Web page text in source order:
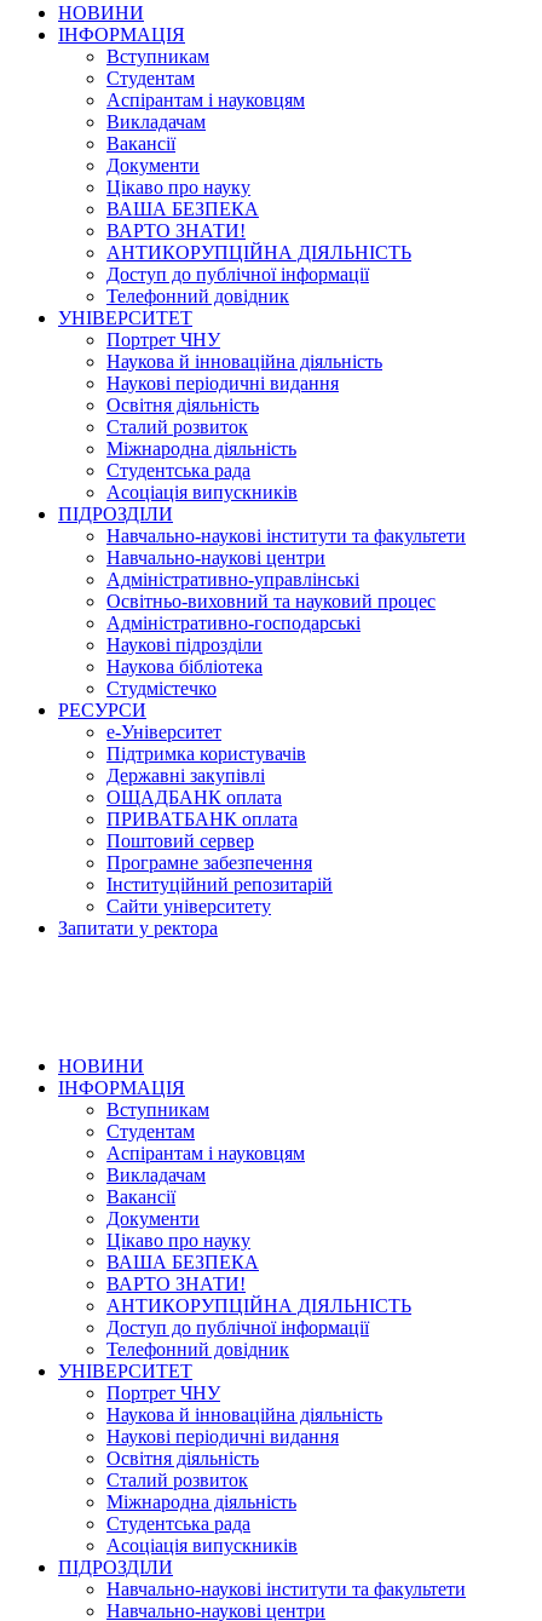
НОВИНИ
ІНФОРМАЦІЯ
Вступникам
Студентам
Аспірантам і науковцям
Викладачам
Вакансії
Документи
Цікаво про науку
ВАША БЕЗПЕКА
ВАРТО ЗНАТИ!
АНТИКОРУПЦІЙНА ДІЯЛЬНІСТЬ
Доступ до публічної інформації
Телефонний довідник
УНІВЕРСИТЕТ
Портрет ЧНУ
Наукова й інноваційна діяльність
Наукові періодичні видання
Освітня діяльність
Сталий розвиток
Міжнародна діяльність
Студентська рада
Асоціація випускників
ПІДРОЗДІЛИ
Навчально-наукові інститути та факультети
Навчально-наукові центри
Адміністративно-управлінські
Освітньо-виховний та науковий процес
Адміністративно-господарські
Наукові підрозділи
Наукова бібліотека
Студмістечко
РЕСУРСИ
е-Університет
Підтримка користувачів
Державні закупівлі
ОЩАДБАНК оплата
ПРИВАТБАНК оплата
Поштовий сервер
Програмне забезпечення
Інституційний репозитарій
Сайти університету
Запитати у ректора
НОВИНИ
ІНФОРМАЦІЯ
Вступникам
Студентам
Аспірантам і науковцям
Викладачам
Вакансії
Документи
Цікаво про науку
ВАША БЕЗПЕКА
ВАРТО ЗНАТИ!
АНТИКОРУПЦІЙНА ДІЯЛЬНІСТЬ
Доступ до публічної інформації
Телефонний довідник
УНІВЕРСИТЕТ
Портрет ЧНУ
Наукова й інноваційна діяльність
Наукові періодичні видання
Освітня діяльність
Сталий розвиток
Міжнародна діяльність
Студентська рада
Асоціація випускників
ПІДРОЗДІЛИ
Навчально-наукові інститути та факультети
Навчально-наукові центри